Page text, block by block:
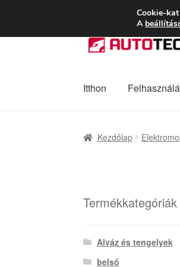
Ugrás
a
Kilépés
a
Itthon
Kezdőlap
Termékkategóriák
Alváz és tengelyek
belső
Cookie-
A